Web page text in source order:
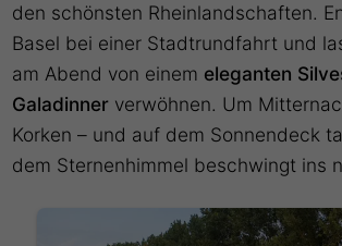
den schönsten Rheinlandschaften.
Basel bei einer Stadtrundfahrt und
am Abend von einem eleganten
Galadinner verwöhnen. Um
Korken – und auf dem Sonnendeck
dem Sternenhimmel beschwingt ins